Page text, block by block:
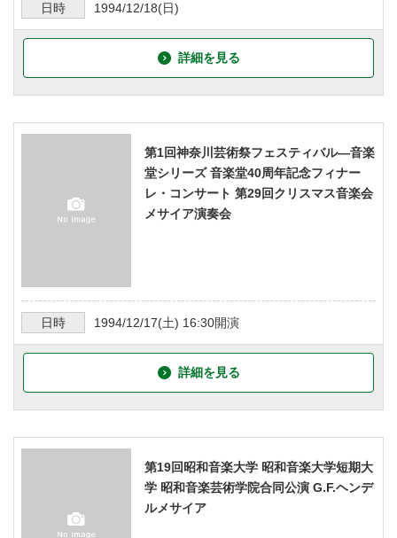
日時 1994/12/18(日)
詳細を見る
第1回神奈川芸術祭フェスティバル―音楽
堂シリーズ 音楽堂40周年記念フィナー
レ・コンサート 第29回クリスマス音楽会
メサイア演奏会
日時 1994/12/17(土) 16:30開演
詳細を見る
第19回昭和音楽大学 昭和音楽大学短期大
学 昭和音楽芸術学院合同公演 G.F.ヘンデ
ルメサイア